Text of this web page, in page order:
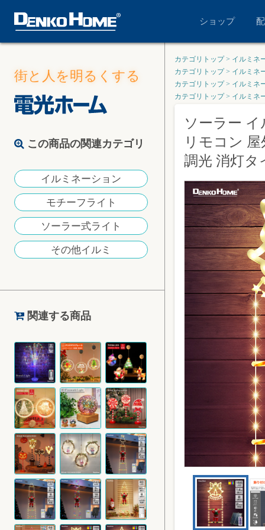
ショップ
街と人を明るくする
この商品の関連カテゴリ
イルミネーション
モチーフライト
ソーラー式ライト
その他イルミ
関連する商品
カテゴリトップ > イルミネ
カテゴリトップ > イルミネ
カテゴリトップ > イルミネ
カテゴリトップ > イルミネ
ソーラー
リモコン
調光 消灯タ